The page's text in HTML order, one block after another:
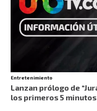
Entretenimiento
Lanzan prólogo de
los primeros 5 minutos